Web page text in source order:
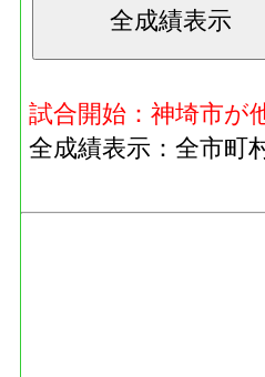
試合開始：神埼市が
全成績表示：全市町